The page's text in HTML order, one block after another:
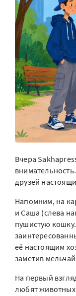
Вчера
друзей
Напомним, на
и Саша (слева
пушистую
её настоящим
заметив
На первый
любят